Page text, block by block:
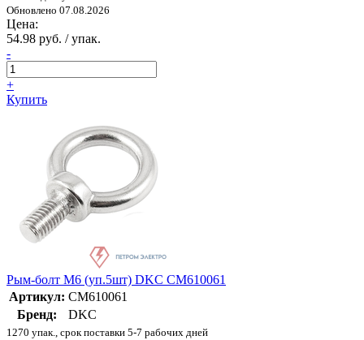
Обновлено 07.08.2026
Цена:
54.98 руб. / упак.
-
+
Купить
Рым-болт M6 (уп.5шт) DKC CM610061
Артикул: CM610061
Бренд:
DKC
1270 упак., срок поставки 5-7 рабочих дней